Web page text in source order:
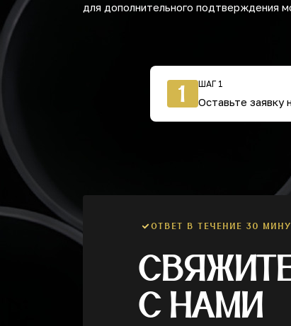
для дополнительного подтверждения
1 ШАГ 1
Оставьте заявку
ОТВЕТ В ТЕЧЕНИЕ 30
С НАМИ